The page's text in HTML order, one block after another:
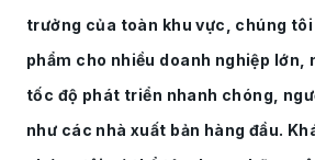
trưởng của toàn khu vực, chúng tôi
phẩm cho nhiều doanh nghiệp lớn,
tốc độ phát triển nhanh chóng,
như các nhà xuất bản hàng đầu.